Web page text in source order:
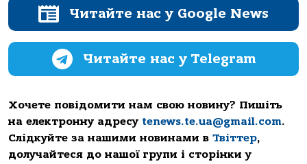
Читайте нас у Google News
Читайте нас у Telegram
Хочете повідомити нам свою новину? Пишіть
на електронну адресу tenews.te.ua@gmail.com.
Слідкуйте за нашими новинами в Твіттер,
долучайтеся до нашої групи і сторінки у